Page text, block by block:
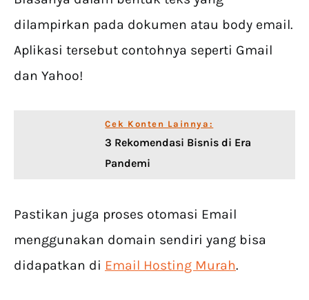
dilampirkan pada dokumen atau body email.
Aplikasi tersebut contohnya seperti Gmail
dan Yahoo!
Cek Konten Lainnya:
3 Rekomendasi Bisnis di Era
Pandemi
Pastikan juga proses otomasi Email
menggunakan domain sendiri yang bisa
didapatkan di Email Hosting Murah.